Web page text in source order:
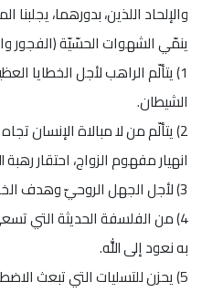
والإلحاد اللذين، بدورهما، يجلبنا
ينمّي الشهوات الحسّيّة (الفجور
1) يتألّم الراهب لأجل الخطايا
الشيطان.
2) يتألّم من لا مبالاة الإنسان
انهيار مفهوم الزواج، احتقار
3) لأجل الجهل الروحيّ وهدف الخلق وجهله لخالقه.
4) من الفلسفة الحديثة التي
به نعود إلى الله.
5) يحزن للتسليات التي تبعث